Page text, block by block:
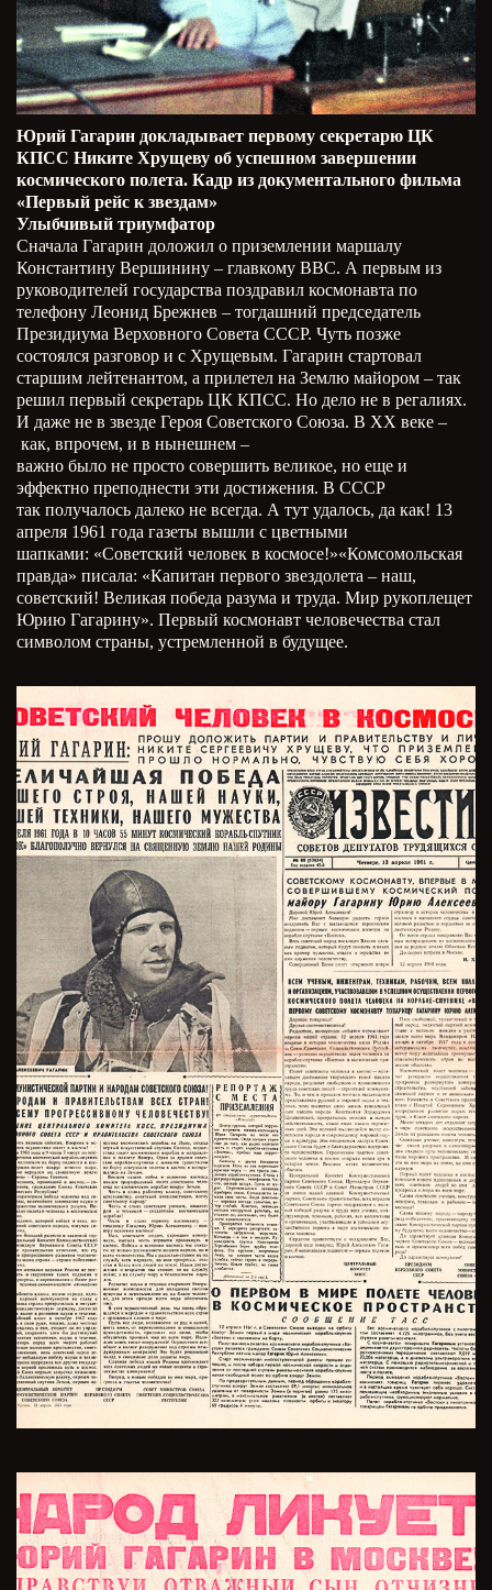
Юрий Гагарин докладывает первому секретарю ЦК
КПСС Никите Хрущеву об успешном завершении
космического полета. Кадр из документального фильма
«Первый рейс к звездам»
Улыбчивый триумфатор
Сначала Гагарин доложил о приземлении маршалу
Константину Вершинину – главкому ВВС. А первым из
руководителей государства поздравил космонавта по
телефону Леонид Брежнев – тогдашний председатель
Президиума Верховного Совета СССР. Чуть позже
состоялся разговор и с Хрущевым. Гагарин стартовал
старшим лейтенантом, а прилетел на Землю майором – так
решил первый секретарь ЦК КПСС. Но дело не в регалиях.
И даже не в звезде Героя Советского Союза. В ХХ веке –
как, впрочем, и в нынешнем –
важно было не просто совершить великое, но еще и
эффектно преподнести эти достижения. В СССР
так получалось далеко не всегда. А тут удалось, да как! 13
апреля 1961 года газеты вышли с цветными
шапками: «Советский человек в космосе!»«Комсомольская
правда» писала: «Капитан первого звездолета – наш,
советский! Великая победа разума и труда. Мир рукоплещет
Юрию Гагарину». Первый космонавт человечества стал
символом страны, устремленной в будущее.